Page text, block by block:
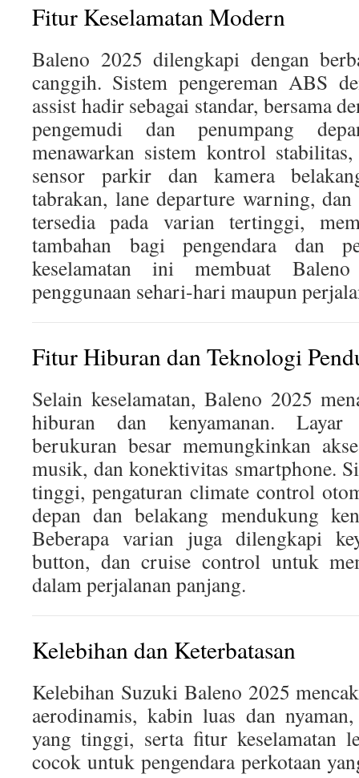
Fitur Keselamatan Modern
Baleno 2025 dilengkapi dengan
canggih. Sistem pengereman ABS
assist hadir sebagai standar, bersama
pengemudi dan penumpang
menawarkan sistem kontrol
sensor parkir dan kamera
tabrakan, lane departure warning,
tersedia pada varian tertinggi,
tambahan bagi pengendara dan
keselamatan ini membuat
penggunaan sehari-hari maupun
Fitur Hiburan dan Teknologi
Selain keselamatan, Baleno 2025
hiburan dan kenyamanan. Layar
berukuran besar memungkinkan
musik, dan konektivitas smartphone.
tinggi, pengaturan climate control
depan dan belakang mendukung
Beberapa varian juga dilengkapi
button, dan cruise control untuk
dalam perjalanan panjang.
Kelebihan dan Keterbatasan
Kelebihan Suzuki Baleno 2025
aerodinamis, kabin luas dan
yang tinggi, serta fitur keselamatan
cocok untuk pengendara perkotaan